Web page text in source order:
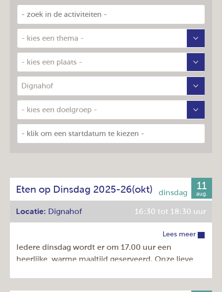
11
aug.
Eten op Dinsdag 2025-26(okt)
Locatie: Dignahof 16:30 tot 18:30 uur
Lees meer
Iedere dinsdag wordt er om 17.00 uur een
heerlijke, warme maaltijd geserveerd. Onze lieve